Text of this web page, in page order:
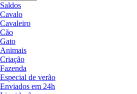
Saldos
Cavalo
Cavaleiro
Cão
Gato
Animais
Criação
Fazenda
Especial de verão
Enviados em 24h